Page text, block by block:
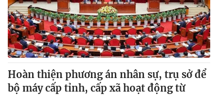
Hoàn thiện phương án nhân sự, trụ sở để
bộ máy cấp tỉnh, cấp xã hoạt động từ